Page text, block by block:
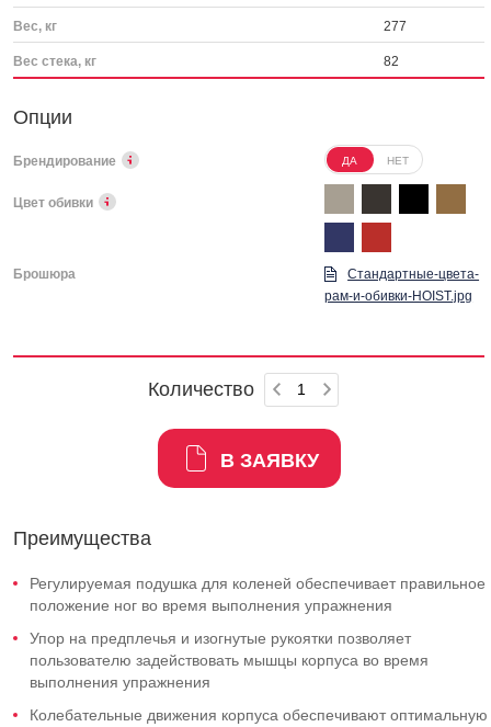
Вес, кг 277
Вес стека, кг 82
Опции
Брендирование ДА НЕТ
Цвет обивки
Брошюра
Стандартные-цвета-
рам-и-обивки-HOIST.jpg
Количество
В ЗАЯВКУ
Преимущества
Регулируемая подушка для коленей обеспечивает правильное
положение ног во время выполнения упражнения
Упор на предплечья и изогнутые рукоятки позволяет
пользователю задействовать мышцы корпуса во время
выполнения упражнения
Колебательные движения корпуса обеспечивают оптимальную